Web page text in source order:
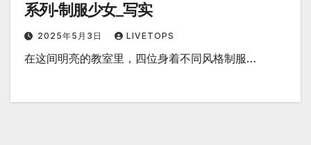
系列-制服少女_写实
2025年5月3日 LIVETOPS
在这间明亮的教室里，四位身着不同风格制服…